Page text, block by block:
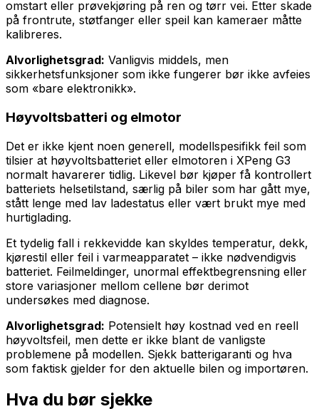
omstart eller prøvekjøring på ren og tørr vei. Etter skade
på frontrute, støtfanger eller speil kan kameraer måtte
kalibreres.
Alvorlighetsgrad: Vanligvis middels, men
sikkerhetsfunksjoner som ikke fungerer bør ikke avfeies
som «bare elektronikk».
Høyvoltsbatteri og elmotor
Det er ikke kjent noen generell, modellspesifikk feil som
tilsier at høyvoltsbatteriet eller elmotoren i XPeng G3
normalt havarerer tidlig. Likevel bør kjøper få kontrollert
batteriets helsetilstand, særlig på biler som har gått mye,
stått lenge med lav ladestatus eller vært brukt mye med
hurtiglading.
Et tydelig fall i rekkevidde kan skyldes temperatur, dekk,
kjørestil eller feil i varmeapparatet – ikke nødvendigvis
batteriet. Feilmeldinger, unormal effektbegrensning eller
store variasjoner mellom cellene bør derimot
undersøkes med diagnose.
Alvorlighetsgrad: Potensielt høy kostnad ved en reell
høyvoltsfeil, men dette er ikke blant de vanligste
problemene på modellen. Sjekk batterigaranti og hva
som faktisk gjelder for den aktuelle bilen og importøren.
Hva du bør sjekke